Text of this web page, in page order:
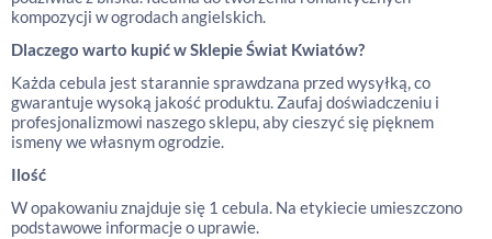
kompozycji w ogrodach angielskich.
Dlaczego warto kupić w Sklepie Świat Kwiatów?
Każda cebula jest starannie sprawdzana przed wysyłką, co
gwarantuje wysoką jakość produktu. Zaufaj doświadczeniu i
profesjonalizmowi naszego sklepu, aby cieszyć się pięknem
ismeny we własnym ogrodzie.
Ilość
W opakowaniu znajduje się 1 cebula. Na etykiecie umieszczono
podstawowe informacje o uprawie.